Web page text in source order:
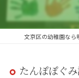
たんぽぽぐ